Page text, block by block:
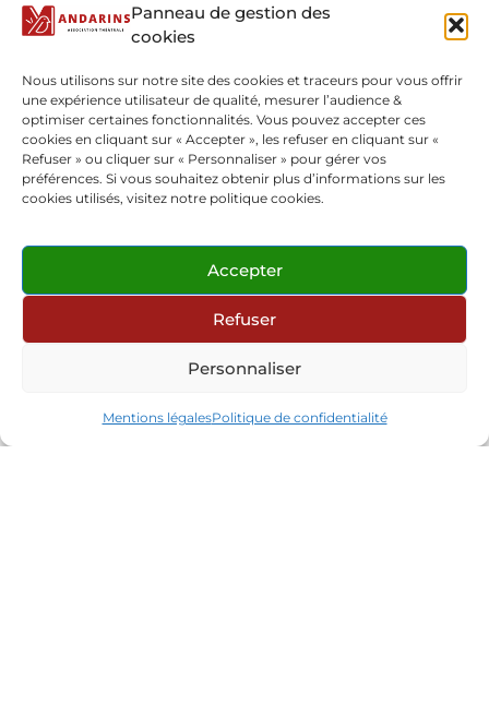
Panneau de gestion des
cookies
Nous utilisons sur notre site des cookies et traceurs pour vous offrir
une expérience utilisateur de qualité, mesurer l’audience &
optimiser certaines fonctionnalités. Vous pouvez accepter ces
cookies en cliquant sur « Accepter », les refuser en cliquant sur «
Refuser » ou cliquer sur « Personnaliser » pour gérer vos
préférences. Si vous souhaitez obtenir plus d’informations sur les
cookies utilisés, visitez notre politique cookies.
Accepter
Refuser
Personnaliser
Mentions légalesPolitique de confidentialité
Site web